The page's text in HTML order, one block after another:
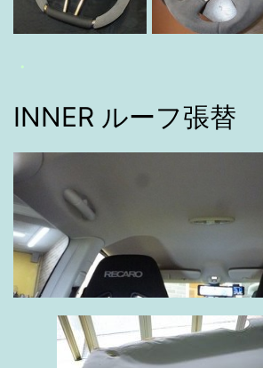
・
INNER ルーフ張替